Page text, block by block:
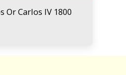
IV 1800